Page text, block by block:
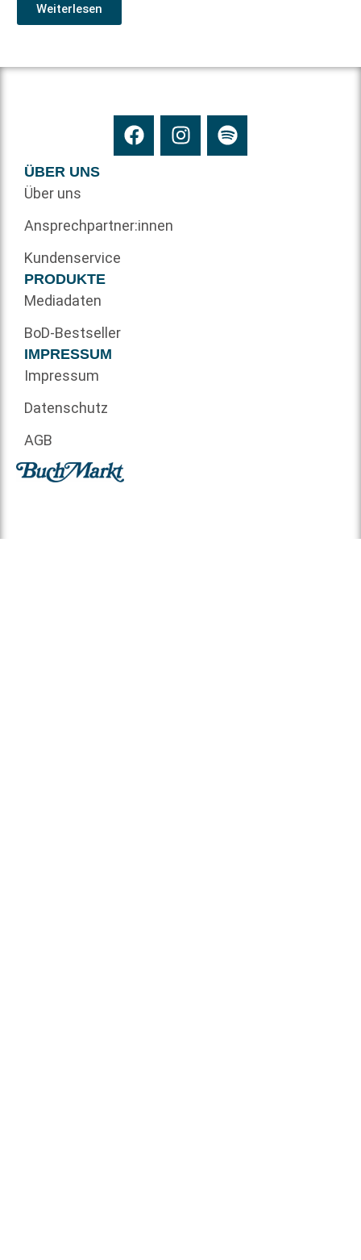
Weiterlesen
ÜBER UNS
Über uns
Ansprechpartner:innen
Kundenservice
PRODUKTE
Mediadaten
BoD-Bestseller
IMPRESSUM
Impressum
Datenschutz
AGB